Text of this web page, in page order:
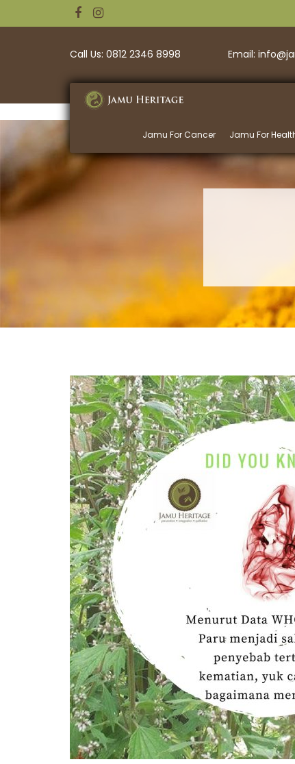
Call Us: 0812 2346 8998 Email:
Jamu For Cancer Jamu For